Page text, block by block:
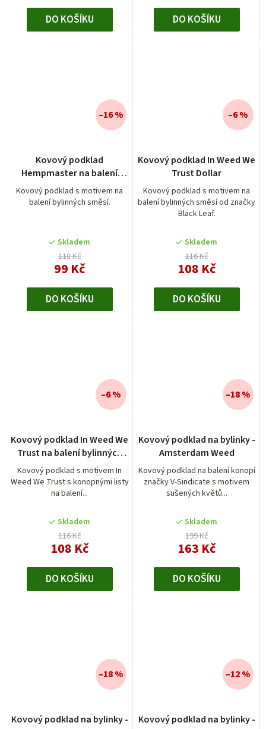
DO KOŠÍKU DO KOŠÍKU
Kovový podklad
Hempmaster na balení
bylinných směsí
Kovový podklad s motivem na
balení bylinných směsí.
Skladem
118 Kč
99 Kč
–16 %
DO KOŠÍKU
Kovový podklad In Weed We
Trust Dollar
Kovový podklad s motivem na
balení bylinných směsí od značky
Black Leaf.
Skladem
116 Kč
108 Kč
–6 %
DO KOŠÍKU
Kovový podklad In Weed We
Trust na balení bylinných
směsí
Kovový podklad s motivem In
Weed We Trust s konopnými listy
na balení...
hodnocení
produktu
je
5,0
z
hvězdiček.
Skladem
116 Kč
108 Kč
–6 %
DO KOŠÍKU
Kovový podklad na bylinky -
Amsterdam Weed
Kovový podklad na balení konopí
značky V-Sindicate s motivem
sušených květů...
Skladem
199 Kč
163 Kč
–18 %
DO KOŠÍKU
Kovový podklad na bylinky -
–18 %
Kovový podklad na bylinky -
–12 %